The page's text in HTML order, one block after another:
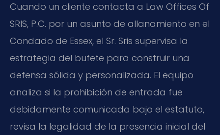
Cuando un cliente contacta a Law Offices Of
SRIS, P.C. por un asunto de allanamiento en el
Condado de Essex, el Sr. Sris supervisa la
estrategia del bufete para construir una
defensa sólida y personalizada. El equipo
analiza si la prohibición de entrada fue
debidamente comunicada bajo el estatuto,
revisa la legalidad de la presencia inicial del